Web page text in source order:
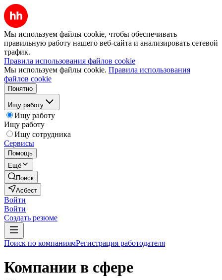
Мы используем файлы cookie, чтобы обеспечивать
правильную работу нашего веб-сайта и анализировать сетевой
трафик.
Правила использования файлов cookie
Мы используем файлы cookie. Правила использования
файлов cookie
Понятно
Ищу работу
Ищу работу
Ищу работу
Ищу сотрудника
Сервисы
Помощь
Ещё
Поиск
Асбест
Войти
Войти
Создать резюме
Поиск по компаниямРегистрация работодателя
Компании в сфере